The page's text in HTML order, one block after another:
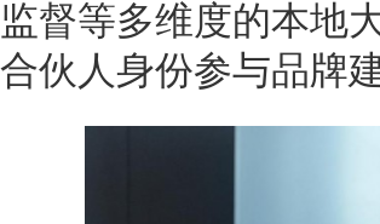
监督等多维度的本地
合伙人身份参与品牌建